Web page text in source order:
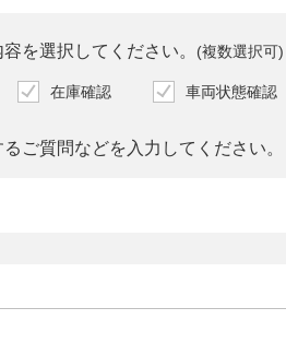
を選択してください。 (複数選択可)
在庫確認 車両状態確認
ご質問などを入力して ください。